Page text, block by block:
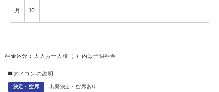
月 10
水 12
木 13
料金区分：大人お一人様（ ）内は子供料金
■アイコンの説明
決定・空席 出発決定・空席あり